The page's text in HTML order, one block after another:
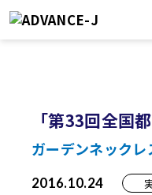
「第33回全国
ガーデンネック
2016.10.24